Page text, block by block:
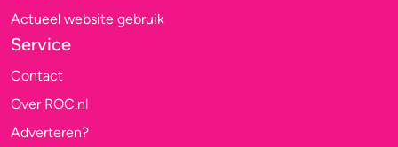
Actueel website gebruik
Service
Contact
Over ROC.nl
Adverteren?